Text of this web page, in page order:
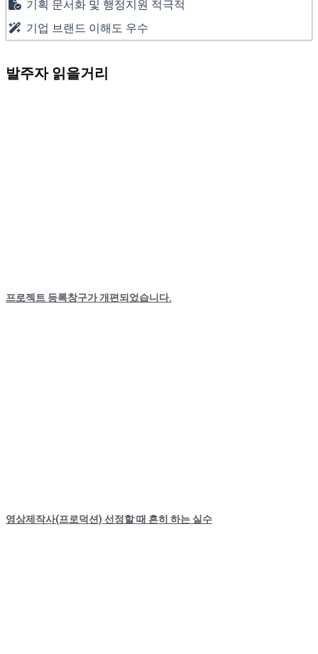
기획 문서화 및 행정지원 적극적
기업 브랜드 이해도 우수
발주자 읽을거리
프로젝트 등록창구가 개편되었습니다.
영상제작사(프로덕션) 선정할 때 흔히 하는 실수